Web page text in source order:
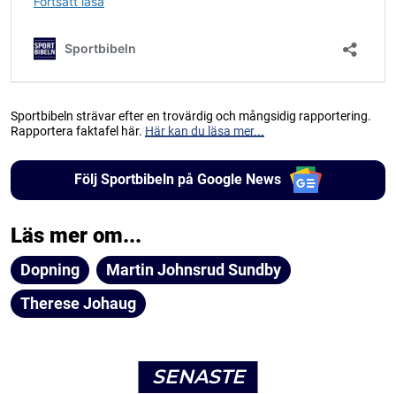
Sportbibeln strävar efter en trovärdig och mångsidig rapportering.
Rapportera faktafel här. Här kan du läsa mer...
Följ Sportbibeln på Google News
Läs mer om...
Dopning
Martin Johnsrud Sundby
Therese Johaug
SENASTE